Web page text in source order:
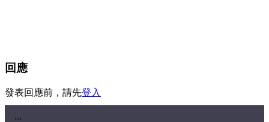
回應
發表回應前，請先登入